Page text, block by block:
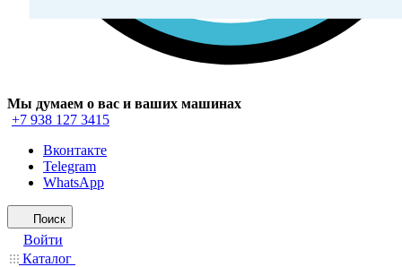
Мы думаем о вас и ваших машинах
+7 938 127 3415
Вконтакте
Telegram
WhatsApp
Поиск
Войти
Каталог